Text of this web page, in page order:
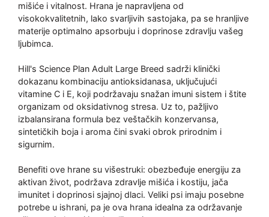
mišiće i vitalnost. Hrana je napravljena od
visokokvalitetnih, lako svarljivih sastojaka, pa se hranljive
materije optimalno apsorbuju i doprinose zdravlju vašeg
ljubimca.
Hill's Science Plan Adult Large Breed sadrži klinički
dokazanu kombinaciju antioksidanasa, uključujući
vitamine C i E, koji podržavaju snažan imuni sistem i štite
organizam od oksidativnog stresa. Uz to, pažljivo
izbalansirana formula bez veštačkih konzervansa,
sintetičkih boja i aroma čini svaki obrok prirodnim i
sigurnim.
Benefiti ove hrane su višestruki: obezbeđuje energiju za
aktivan život, podržava zdravlje mišića i kostiju, jača
imunitet i doprinosi sjajnoj dlaci. Veliki psi imaju posebne
potrebe u ishrani, pa je ova hrana idealna za održavanje